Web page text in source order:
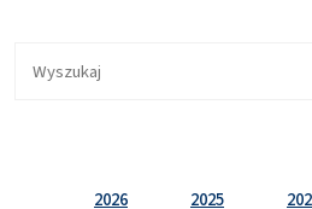
2026 2025